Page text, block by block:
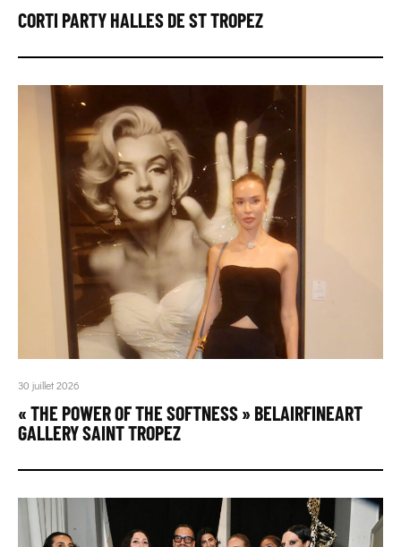
CORTI PARTY HALLES DE ST TROPEZ
30 juillet 2026
« THE POWER OF THE SOFTNESS » BELAIRFINEART
GALLERY SAINT TROPEZ